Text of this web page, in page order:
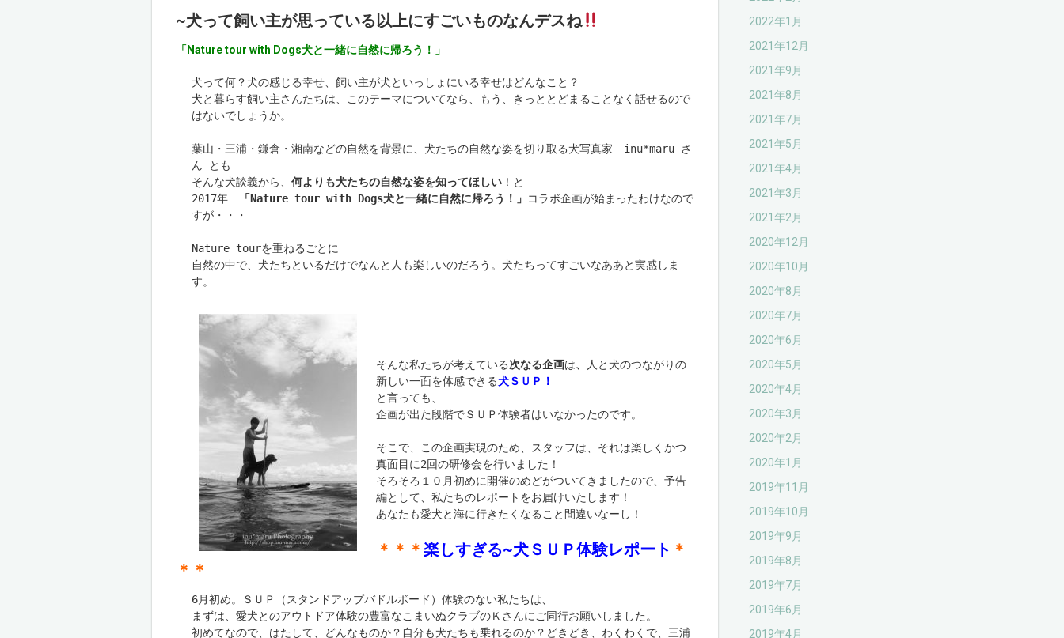
~犬って飼い主が思っている以上にすごいものなんデスね
「Nature tour with Dogs犬と一緒に自然に帰ろう！」
犬って何？犬の感じる幸せ、飼い主が犬といっしょにいる幸せはどんなこと？
犬と暮らす飼い主さんたちは、このテーマについてなら、もう、きっととどまることなく話せるので
はないでしょうか。
葉山・三浦・鎌倉・湘南などの自然を背景に、犬たちの自然な姿を切り取る犬写真家　inu*maru さ
ん とも
そんな犬談義から、 何よりも犬たちの自然な姿を知ってほしい ！と
2017年
「Nature tour with Dogs犬と一緒に自然に帰ろう！」 コラボ企画が始まったわけなので
自然の中で、犬たちといるだけでなんと人も楽しいのだろう。犬たちってすごいなああと実感しま
す。
そんな私たちが考えている次なる企画は、
人と犬のつながりの
新しい一面を体感できる犬ＳＵＰ！
と言っても、
企画が出た段階でＳＵＰ体験者はいなかったのです。
そこで、この企画実現のため、スタッフは、それは楽しくかつ
真面目に2回の研修会を行いました！
そろそろ１０月初めに開催のめどがついてきましたので、予告
編として、私たちのレポートをお届けいたします！
あなたも愛犬と海に行きたくなること間違いなーし！
＊＊＊楽しすぎる~犬ＳＵＰ体験レポート ＊
＊＊
6月初め。ＳＵＰ（スタンドアップバドルボード）体験のない私たちは、
まずは、愛犬とのアウトドア体験の豊富なこまいぬクラブのＫさんにご同行お願いしました。
初めてなので、はたして、どんなものか？自分も犬たちも乗れるのか？どきどき、わくわくで、三浦
2022年1月
2021年12月
2021年9月
2021年8月
2021年7月
2021年5月
2021年4月
2021年3月
2021年2月
2020年12月
2020年10月
2020年8月
2020年7月
2020年6月
2020年5月
2020年4月
2020年3月
2020年2月
2020年1月
2019年11月
2019年10月
2019年9月
2019年8月
2019年7月
2019年6月
2019年4月